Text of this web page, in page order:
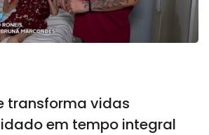
transforma vidas
em tempo integral